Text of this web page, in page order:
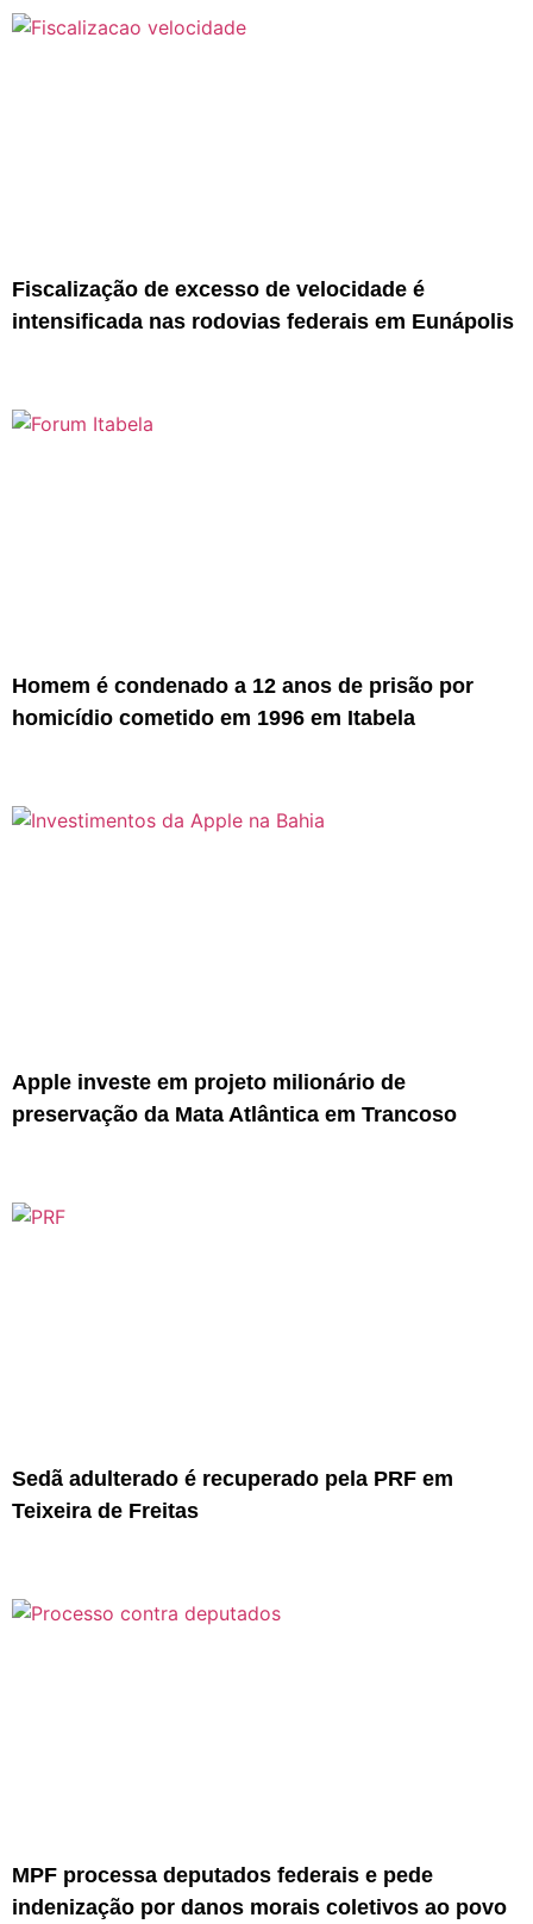
Fiscalização de excesso de velocidade é
intensificada nas rodovias federais em Eunápolis
Homem é condenado a 12 anos de prisão por
homicídio cometido em 1996 em Itabela
Apple investe em projeto milionário de
preservação da Mata Atlântica em Trancoso
Sedã adulterado é recuperado pela PRF em
Teixeira de Freitas
MPF processa deputados federais e pede
indenização por danos morais coletivos ao povo